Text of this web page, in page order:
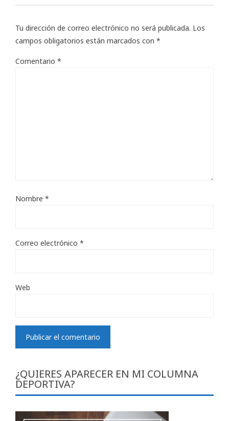
Tu dirección de correo electrónico no será publicada. Los
campos obligatorios están marcados con *
Comentario *
Nombre *
Correo electrónico *
Web
¿QUIERES APARECER EN MI COLUMNA
DEPORTIVA?